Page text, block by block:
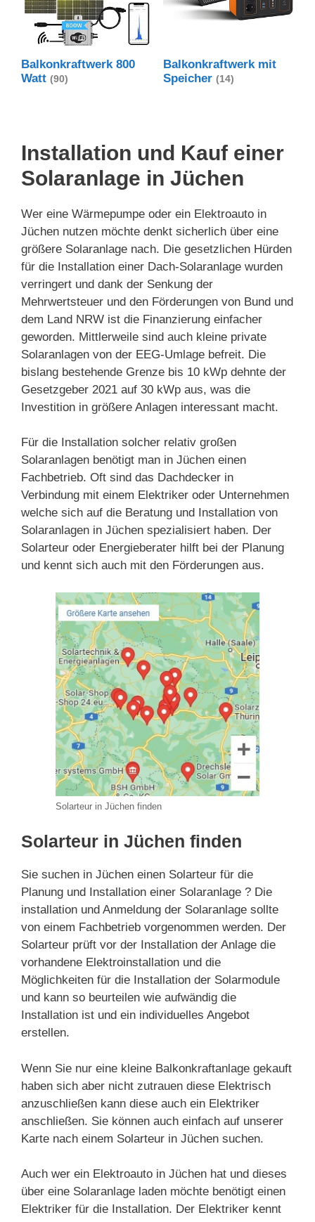
Balkonkraftwerk 800
Watt (90)
Balkonkraftwerk mit
Speicher (14)
Installation und Kauf einer
Solaranlage in Jüchen
Wer eine Wärmepumpe oder ein Elektroauto in
Jüchen nutzen möchte denkt sicherlich über eine
größere Solaranlage nach. Die gesetzlichen Hürden
für die Installation einer Dach-Solaranlage wurden
verringert und dank der Senkung der
Mehrwertsteuer und den Förderungen von Bund und
dem Land NRW ist die Finanzierung einfacher
geworden. Mittlerweile sind auch kleine private
Solaranlagen von der EEG-Umlage befreit. Die
bislang bestehende Grenze bis 10 kWp dehnte der
Gesetzgeber 2021 auf 30 kWp aus, was die
Investition in größere Anlagen interessant macht.
Für die Installation solcher relativ großen
Solaranlagen benötigt man in Jüchen einen
Fachbetrieb. Oft sind das Dachdecker in
Verbindung mit einem Elektriker oder Unternehmen
welche sich auf die Beratung und Installation von
Solaranlagen in Jüchen spezialisiert haben. Der
Solarteur oder Energieberater hilft bei der Planung
und kennt sich auch mit den Förderungen aus.
Solarteur in Jüchen finden
Solarteur in Jüchen finden
Sie suchen in Jüchen einen Solarteur für die
Planung und Installation einer Solaranlage ? Die
installation und Anmeldung der Solaranlage sollte
von einem Fachbetrieb vorgenommen werden. Der
Solarteur prüft vor der Installation der Anlage die
vorhandene Elektroinstallation und die
Möglichkeiten für die Installation der Solarmodule
und kann so beurteilen wie aufwändig die
Installation ist und ein individuelles Angebot
erstellen.
Wenn Sie nur eine kleine Balkonkraftanlage gekauft
haben sich aber nicht zutrauen diese Elektrisch
anzuschließen kann diese auch ein Elektriker
anschließen. Sie können auch einfach auf unserer
Karte nach einem Solarteur in Jüchen suchen.
Auch wer ein Elektroauto in Jüchen hat und dieses
über eine Solaranlage laden möchte benötigt einen
Elektriker für die Installation. Der Elektriker kennt